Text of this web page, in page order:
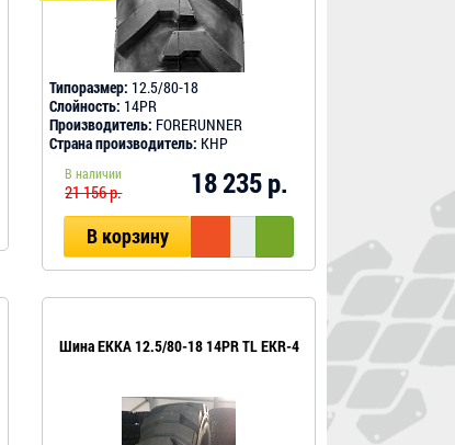
Типоразмер: 12.5/80-18
Слойность: 14PR
Производитель: FORERUNNER
Страна производитель: КНР
В наличии
21 156 р. 18 235 р.
В корзину
Шина EKKA 12.5/80-18 14PR TL EKR-4